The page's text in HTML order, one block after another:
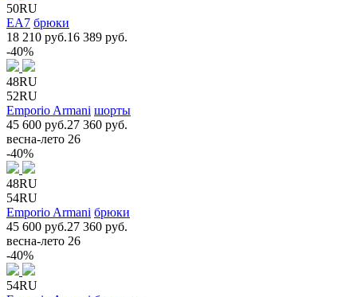
50RU
EA7 брюки
18 210 руб.16 389 руб.
-40%
48RU
52RU
Emporio Armani шорты
45 600 руб.27 360 руб.
весна-лето 26
-40%
48RU
54RU
Emporio Armani брюки
45 600 руб.27 360 руб.
весна-лето 26
-40%
54RU